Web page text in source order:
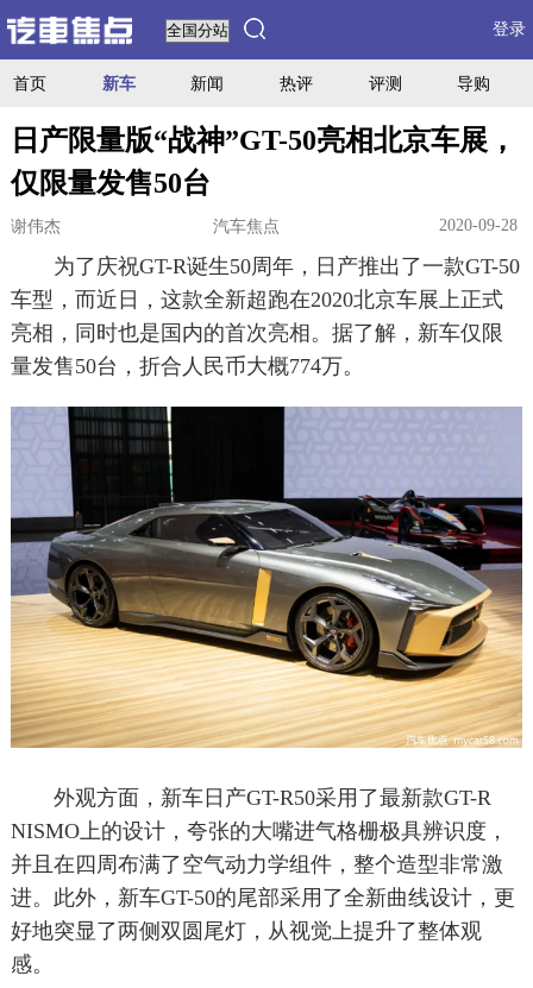
登录
首页 新车 新闻 热评 评测 导购
日产限量版“战神”GT-50亮相北京车展，
仅限量发售50台
谢伟杰 汽车焦点 2020-09-28
为了庆祝GT-R诞生50周年，日产推出了一款GT-50
车型，而近日，这款全新超跑在2020北京车展上正式
亮相，同时也是国内的首次亮相。据了解，新车仅限
量发售50台，折合人民币大概774万。
外观方面，新车日产GT-R50采用了最新款GT-R
NISMO上的设计，夸张的大嘴进气格栅极具辨识度，
并且在四周布满了空气动力学组件，整个造型非常激
进。此外，新车GT-50的尾部采用了全新曲线设计，更
好地突显了两侧双圆尾灯，从视觉上提升了整体观
感。